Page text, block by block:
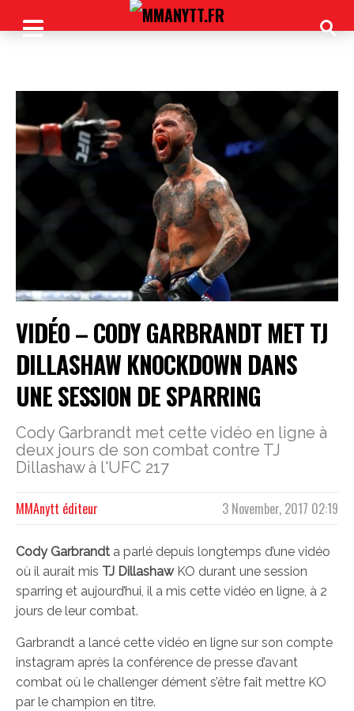
VIDÉO – CODY GARBRANDT MET TJ
DILLASHAW KNOCKDOWN DANS
UNE SESSION DE SPARRING
Cody Garbrandt met cette vidéo en ligne à
deux jours de son combat contre TJ
Dillashaw à l'UFC 217
3 November, 2017 02:19
MMAnytt éditeur
Cody Garbrandt a parlé depuis longtemps d’une vidéo
où il aurait mis TJ DillashawKO durant une session
sparring et aujourd’hui, il a mis cette vidéo en ligne, à 2
jours de leur combat.
Garbrandt a lancé cette vidéo en ligne sur son compte
instagram après la conférence de presse d’avant
combat où le challenger dément s’être fait mettre KO
par le champion en titre.